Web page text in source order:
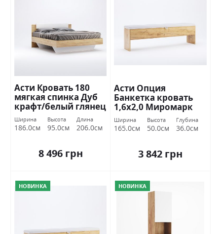
Асти Кровать 180
мягкая спинка Дуб
крафт/белый глянец
Миромарк
Ширина
186.0см
Высота
95.0см
Длина
206.0см
8 496 грн
Асти Опция
Банкетка кровать
1,6х2,0 Миромарк
Ширина
165.0см
Высота
50.0см
Глубина
36.0см
3 842 грн
НОВИНКА НОВИНКА